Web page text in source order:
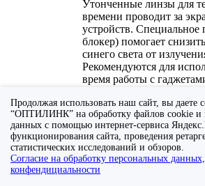
Утонченные линзы для
времени проводит за
устройств.
блокер) помогает
синего света от
Рекомендуются для
время работы с
производства Сербии
Для работы за
20300 ₽
Универсальные
тех, кто много времени
Продолжая использовать наш сайт, вы
“ОПТИЛИНК” на обработку файлов cookie и
данных с помощью интернет-сервиса
функционирования сайта, проведения
статистических исследований и обзоров.
Согласие на обработку персональных
конфендициальности